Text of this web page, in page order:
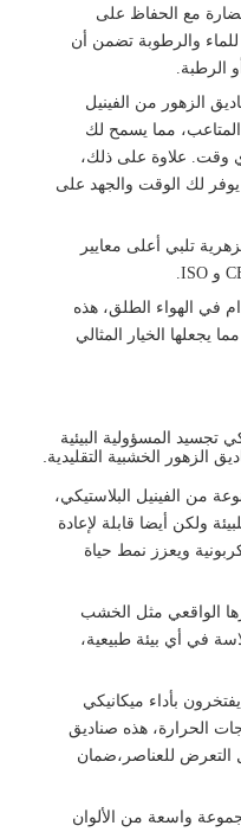
مع الحفاظ على
للماء والرطوبة تضمن أن
الرطبة.
الزهور من الفينيل
مما يسمح لك
وقت. علاوة على ذلك،
يوفر لك الوقت والجهد على
تلبي أعلى معايير
الهواء الطلق، هذه
يجعلها الخيار المثالي
تجسيد المسؤولية البيئية
الزهور الخشبية التقليدية.
من الفينيل البلاستيكي،
ولكن أيضا قابلة لإعادة
ويعزز نمط حياة
الواقعي مثل الخشب
في أي بيئة طبيعية،
بأداء ميكانيكي
الحرارة، هذه صناديق
للعناصر،ضمان
واسعة من الألوان